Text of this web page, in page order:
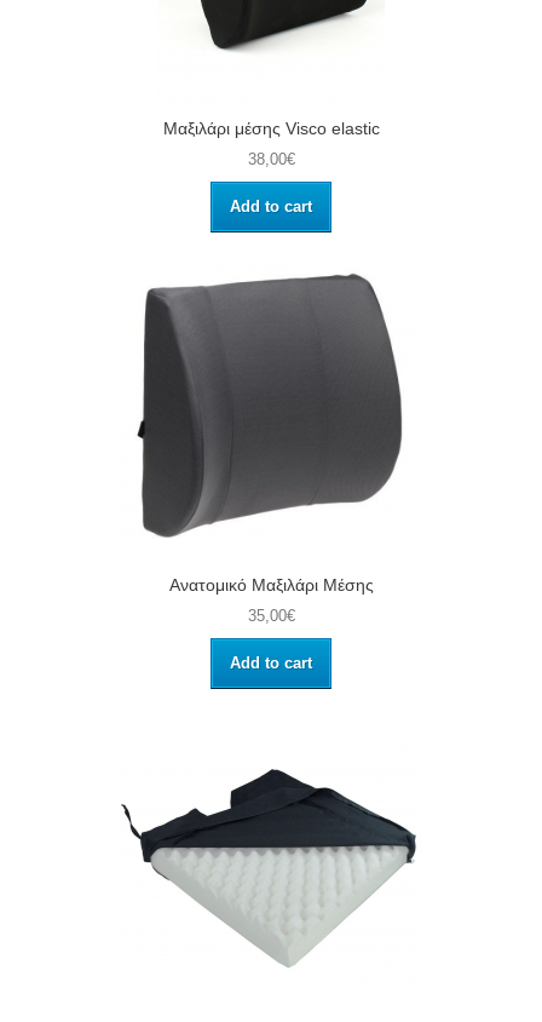
Μαξιλάρι μέσης Visco elastic
38,00€
Add to cart
Ανατομικό Μαξιλάρι Μέσης
35,00€
Add to cart